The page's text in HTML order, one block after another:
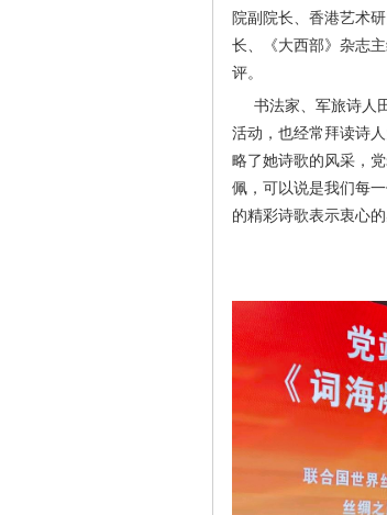
院副院长、香港艺术
长、《大西部》杂志
评。
书法家、军旅诗人
活动，也经常拜读诗
略了她诗歌的风采，
佩，可以说是我们每
的精彩诗歌表示衷心